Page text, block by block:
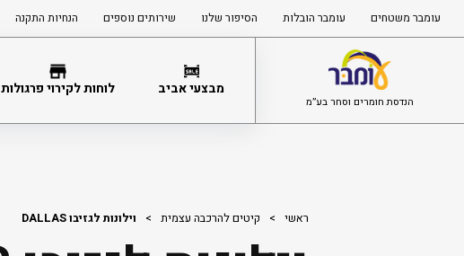
עומבר משטחים עומבר הובלות הסיפור שלנו שירותים נוספים הנחיות התקנה
הנדסת חומרים וסחר בע”מ
מבצעי אביב לוחות לקירוי פרגולות
ראשי > קיטים להרכבה עצמית > וילונות לגזיבו DALLAS